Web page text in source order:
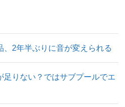
、2年半ぶりに音が変えられる
足りない？ではサブプールでエ